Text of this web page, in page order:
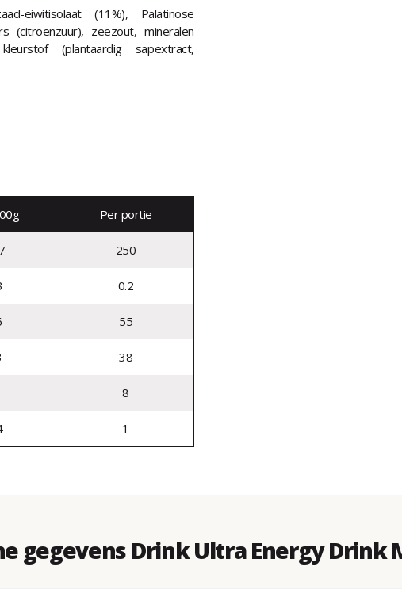
eiwitisolaat (11%), Palatinose
(citroenzuur), zeezout, mineralen
(plantaardig sapextract,
Per portie
250
0.2
55
38
8
1
gegevens Drink Ultra Energy Drink